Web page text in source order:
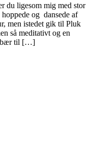
du ligesom mig med stor
og dansede af
men istedet gik til Pluk
så meditativt og en
til […]